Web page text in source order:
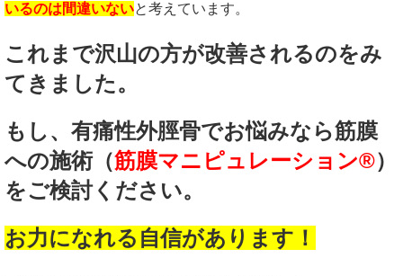
いるのは間違いないと考えています。
これまで沢山の方が改善されるのをみ
てきました。
もし、有痛性外脛骨でお悩みなら筋膜
への施術（筋膜マニピュレーション®）
をご検討ください。
お力になれる自信があります！